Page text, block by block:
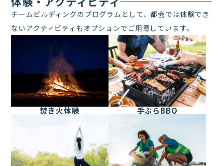
チームビルディングのプログラムとして、都会では体験でき
ないアクティビティもオプションでご用意しています。
焚き火体験 手ぶらBBQ